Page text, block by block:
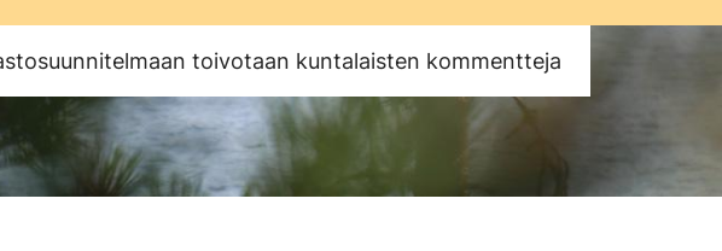
toivotaan kuntalaisten kommentteja